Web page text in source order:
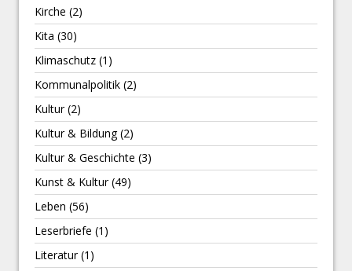
Kirche (2)
Kita (30)
Klimaschutz (1)
Kommunalpolitik (2)
Kultur(2)
Kultur & Bildung(2)
Kultur & Geschichte (3)
Kunst & Kultur(49)
Leben (56)
Leserbriefe (1)
Literatur(1)